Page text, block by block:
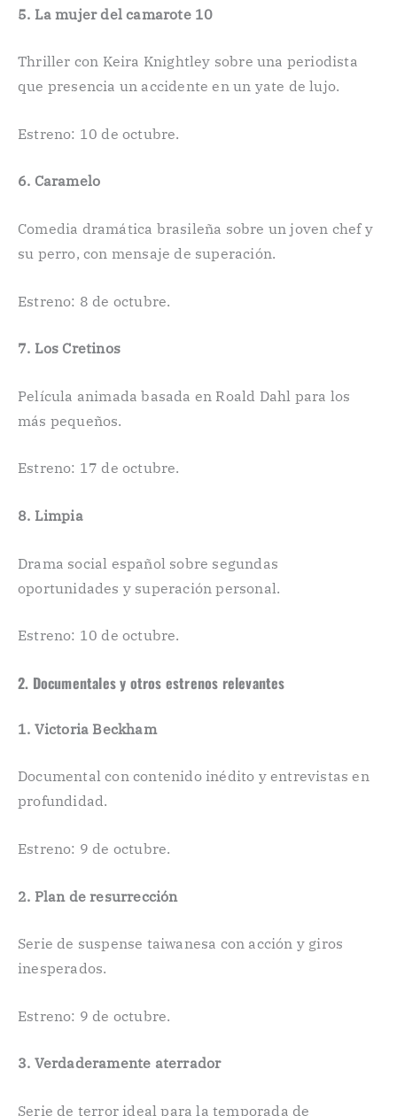
5. La mujer del camarote 10
Thriller con Keira Knightley sobre una periodista
que presencia un accidente en un yate de lujo.
Estreno: 10 de octubre.
6. Caramelo
Comedia dramática brasileña sobre un joven chef y
su perro, con mensaje de superación.
Estreno: 8 de octubre.
7. Los Cretinos
Película animada basada en Roald Dahl para los
más pequeños.
Estreno: 17 de octubre.
8. Limpia
Drama social español sobre segundas
oportunidades y superación personal.
Estreno: 10 de octubre.
2. Documentales y otros estrenos relevantes
1. Victoria Beckham
Documental con contenido inédito y entrevistas en
profundidad.
Estreno: 9 de octubre.
2. Plan de resurrección
Serie de suspense taiwanesa con acción y giros
inesperados.
Estreno: 9 de octubre.
3. Verdaderamente aterrador
Serie de terror ideal para la temporada de